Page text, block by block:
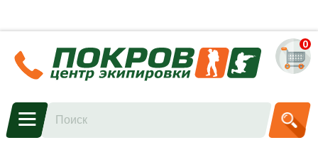
0